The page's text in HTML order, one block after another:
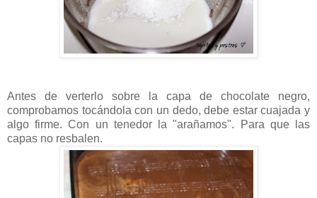
Antes de verterlo sobre la capa de chocolate negro,
comprobamos tocándola con un dedo, debe estar cuajada y
algo firme. Con un tenedor la "arañamos". Para que las
capas no resbalen.